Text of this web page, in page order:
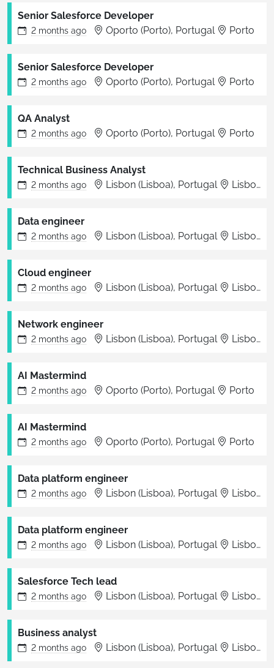
Senior Salesforce Developer
2 months ago Oporto (Porto), Portugal Porto
Senior Salesforce Developer
2 months ago Oporto (Porto), Portugal Porto
QA Analyst
2 months ago Oporto (Porto), Portugal Porto
Technical Business Analyst
2 months ago Lisbon (Lisboa), Portugal Lisboa
Data engineer
2 months ago Lisbon (Lisboa), Portugal Lisboa
Cloud engineer
2 months ago Lisbon (Lisboa), Portugal Lisboa
Network engineer
2 months ago Lisbon (Lisboa), Portugal Lisboa
AI Mastermind
2 months ago Oporto (Porto), Portugal Porto
AI Mastermind
2 months ago Oporto (Porto), Portugal Porto
Data platform engineer
2 months ago Lisbon (Lisboa), Portugal Lisboa
Data platform engineer
2 months ago Lisbon (Lisboa), Portugal Lisboa
Salesforce Tech lead
2 months ago Lisbon (Lisboa), Portugal Lisboa
Business analyst
2 months ago Lisbon (Lisboa), Portugal Lisboa